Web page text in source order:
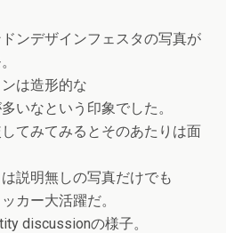
ンデザインフェスタの写真が
は造形的な
いなという印象でした。
てみてみるとそのあたりは面
説明無しの写真だけでも
カー大活躍だ。
discussionの様子。